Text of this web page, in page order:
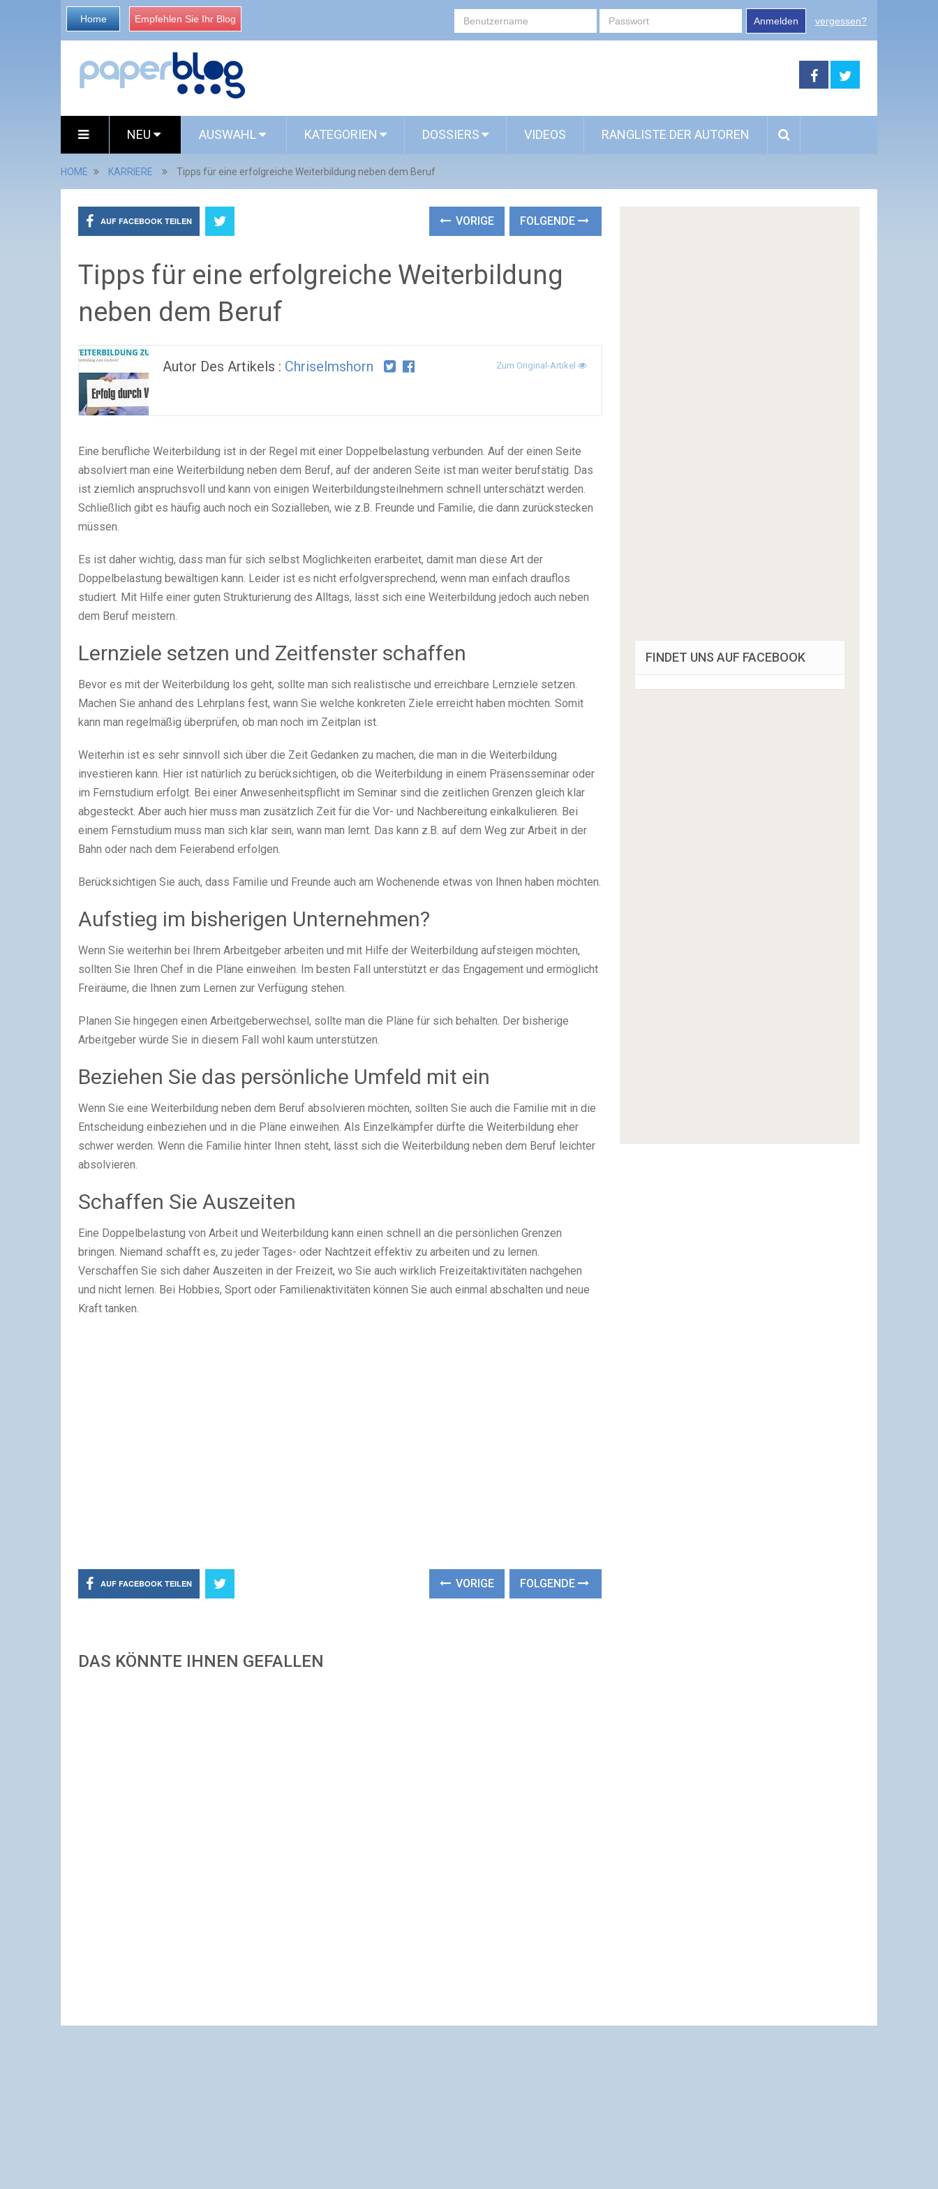
Home Empfehlen Sie Ihr Blog Anmelden vergessen?
NEU AUSWAHL KATEGORIEN DOSSIERS VIDEOS RANGLISTE DER AUTOREN
HOME KARRIERE Tipps für eine erfolgreiche Weiterbildung neben dem Beruf
AUF FACEBOOK TEILEN VORIGE FOLGENDE
Tipps für eine erfolgreiche Weiterbildung
neben dem Beruf
Autor Des Artikels : Chriselmshorn Zum Original-Artikel
Eine berufliche Weiterbildung ist in der Regel mit einer Doppelbelastung verbunden. Auf der einen Seite
absolviert man eine Weiterbildung neben dem Beruf, auf der anderen Seite ist man weiter berufstätig. Das
ist ziemlich anspruchsvoll und kann von einigen Weiterbildungsteilnehmern schnell unterschätzt werden.
Schließlich gibt es häufig auch noch ein Sozialleben, wie z.B. Freunde und Familie, die dann zurückstecken
müssen.
Es ist daher wichtig, dass man für sich selbst Möglichkeiten erarbeitet, damit man diese Art der
Doppelbelastung bewältigen kann. Leider ist es nicht erfolgversprechend, wenn man einfach drauflos
studiert. Mit Hilfe einer guten Strukturierung des Alltags, lässt sich eine Weiterbildung jedoch auch neben
dem Beruf meistern.
Lernziele setzen und Zeitfenster schaffen
Bevor es mit der Weiterbildung los geht, sollte man sich realistische und erreichbare Lernziele setzen.
Machen Sie anhand des Lehrplans fest, wann Sie welche konkreten Ziele erreicht haben möchten. Somit
kann man regelmäßig überprüfen, ob man noch im Zeitplan ist.
Weiterhin ist es sehr sinnvoll sich über die Zeit Gedanken zu machen, die man in die Weiterbildung
investieren kann. Hier ist natürlich zu berücksichtigen, ob die Weiterbildung in einem Präsensseminar oder
im Fernstudium erfolgt. Bei einer Anwesenheitspflicht im Seminar sind die zeitlichen Grenzen gleich klar
abgesteckt. Aber auch hier muss man zusätzlich Zeit für die Vor- und Nachbereitung einkalkulieren. Bei
einem Fernstudium muss man sich klar sein, wann man lernt. Das kann z.B. auf dem Weg zur Arbeit in der
Bahn oder nach dem Feierabend erfolgen.
Berücksichtigen Sie auch, dass Familie und Freunde auch am Wochenende etwas von Ihnen haben möchten.
Aufstieg im bisherigen Unternehmen?
Wenn Sie weiterhin bei Ihrem Arbeitgeber arbeiten und mit Hilfe der Weiterbildung aufsteigen möchten,
sollten Sie Ihren Chef in die Pläne einweihen. Im besten Fall unterstützt er das Engagement und ermöglicht
Freiräume, die Ihnen zum Lernen zur Verfügung stehen.
Planen Sie hingegen einen Arbeitgeberwechsel, sollte man die Pläne für sich behalten. Der bisherige
Arbeitgeber würde Sie in diesem Fall wohl kaum unterstützen.
Beziehen Sie das persönliche Umfeld mit ein
Wenn Sie eine Weiterbildung neben dem Beruf absolvieren möchten, sollten Sie auch die Familie mit in die
Entscheidung einbeziehen und in die Pläne einweihen. Als Einzelkämpfer dürfte die Weiterbildung eher
schwer werden. Wenn die Familie hinter Ihnen steht, lässt sich die Weiterbildung neben dem Beruf leichter
absolvieren.
Schaffen Sie Auszeiten
Eine Doppelbelastung von Arbeit und Weiterbildung kann einen schnell an die persönlichen Grenzen
bringen. Niemand schafft es, zu jeder Tages- oder Nachtzeit effektiv zu arbeiten und zu lernen.
Verschaffen Sie sich daher Auszeiten in der Freizeit, wo Sie auch wirklich Freizeitaktivitäten nachgehen
und nicht lernen. Bei Hobbies, Sport oder Familienaktivitäten können Sie auch einmal abschalten und neue
Kraft tanken.
AUF FACEBOOK TEILEN VORIGE FOLGENDE
DAS KÖNNTE IHNEN GEFALLEN
FINDET UNS AUF FACEBOOK